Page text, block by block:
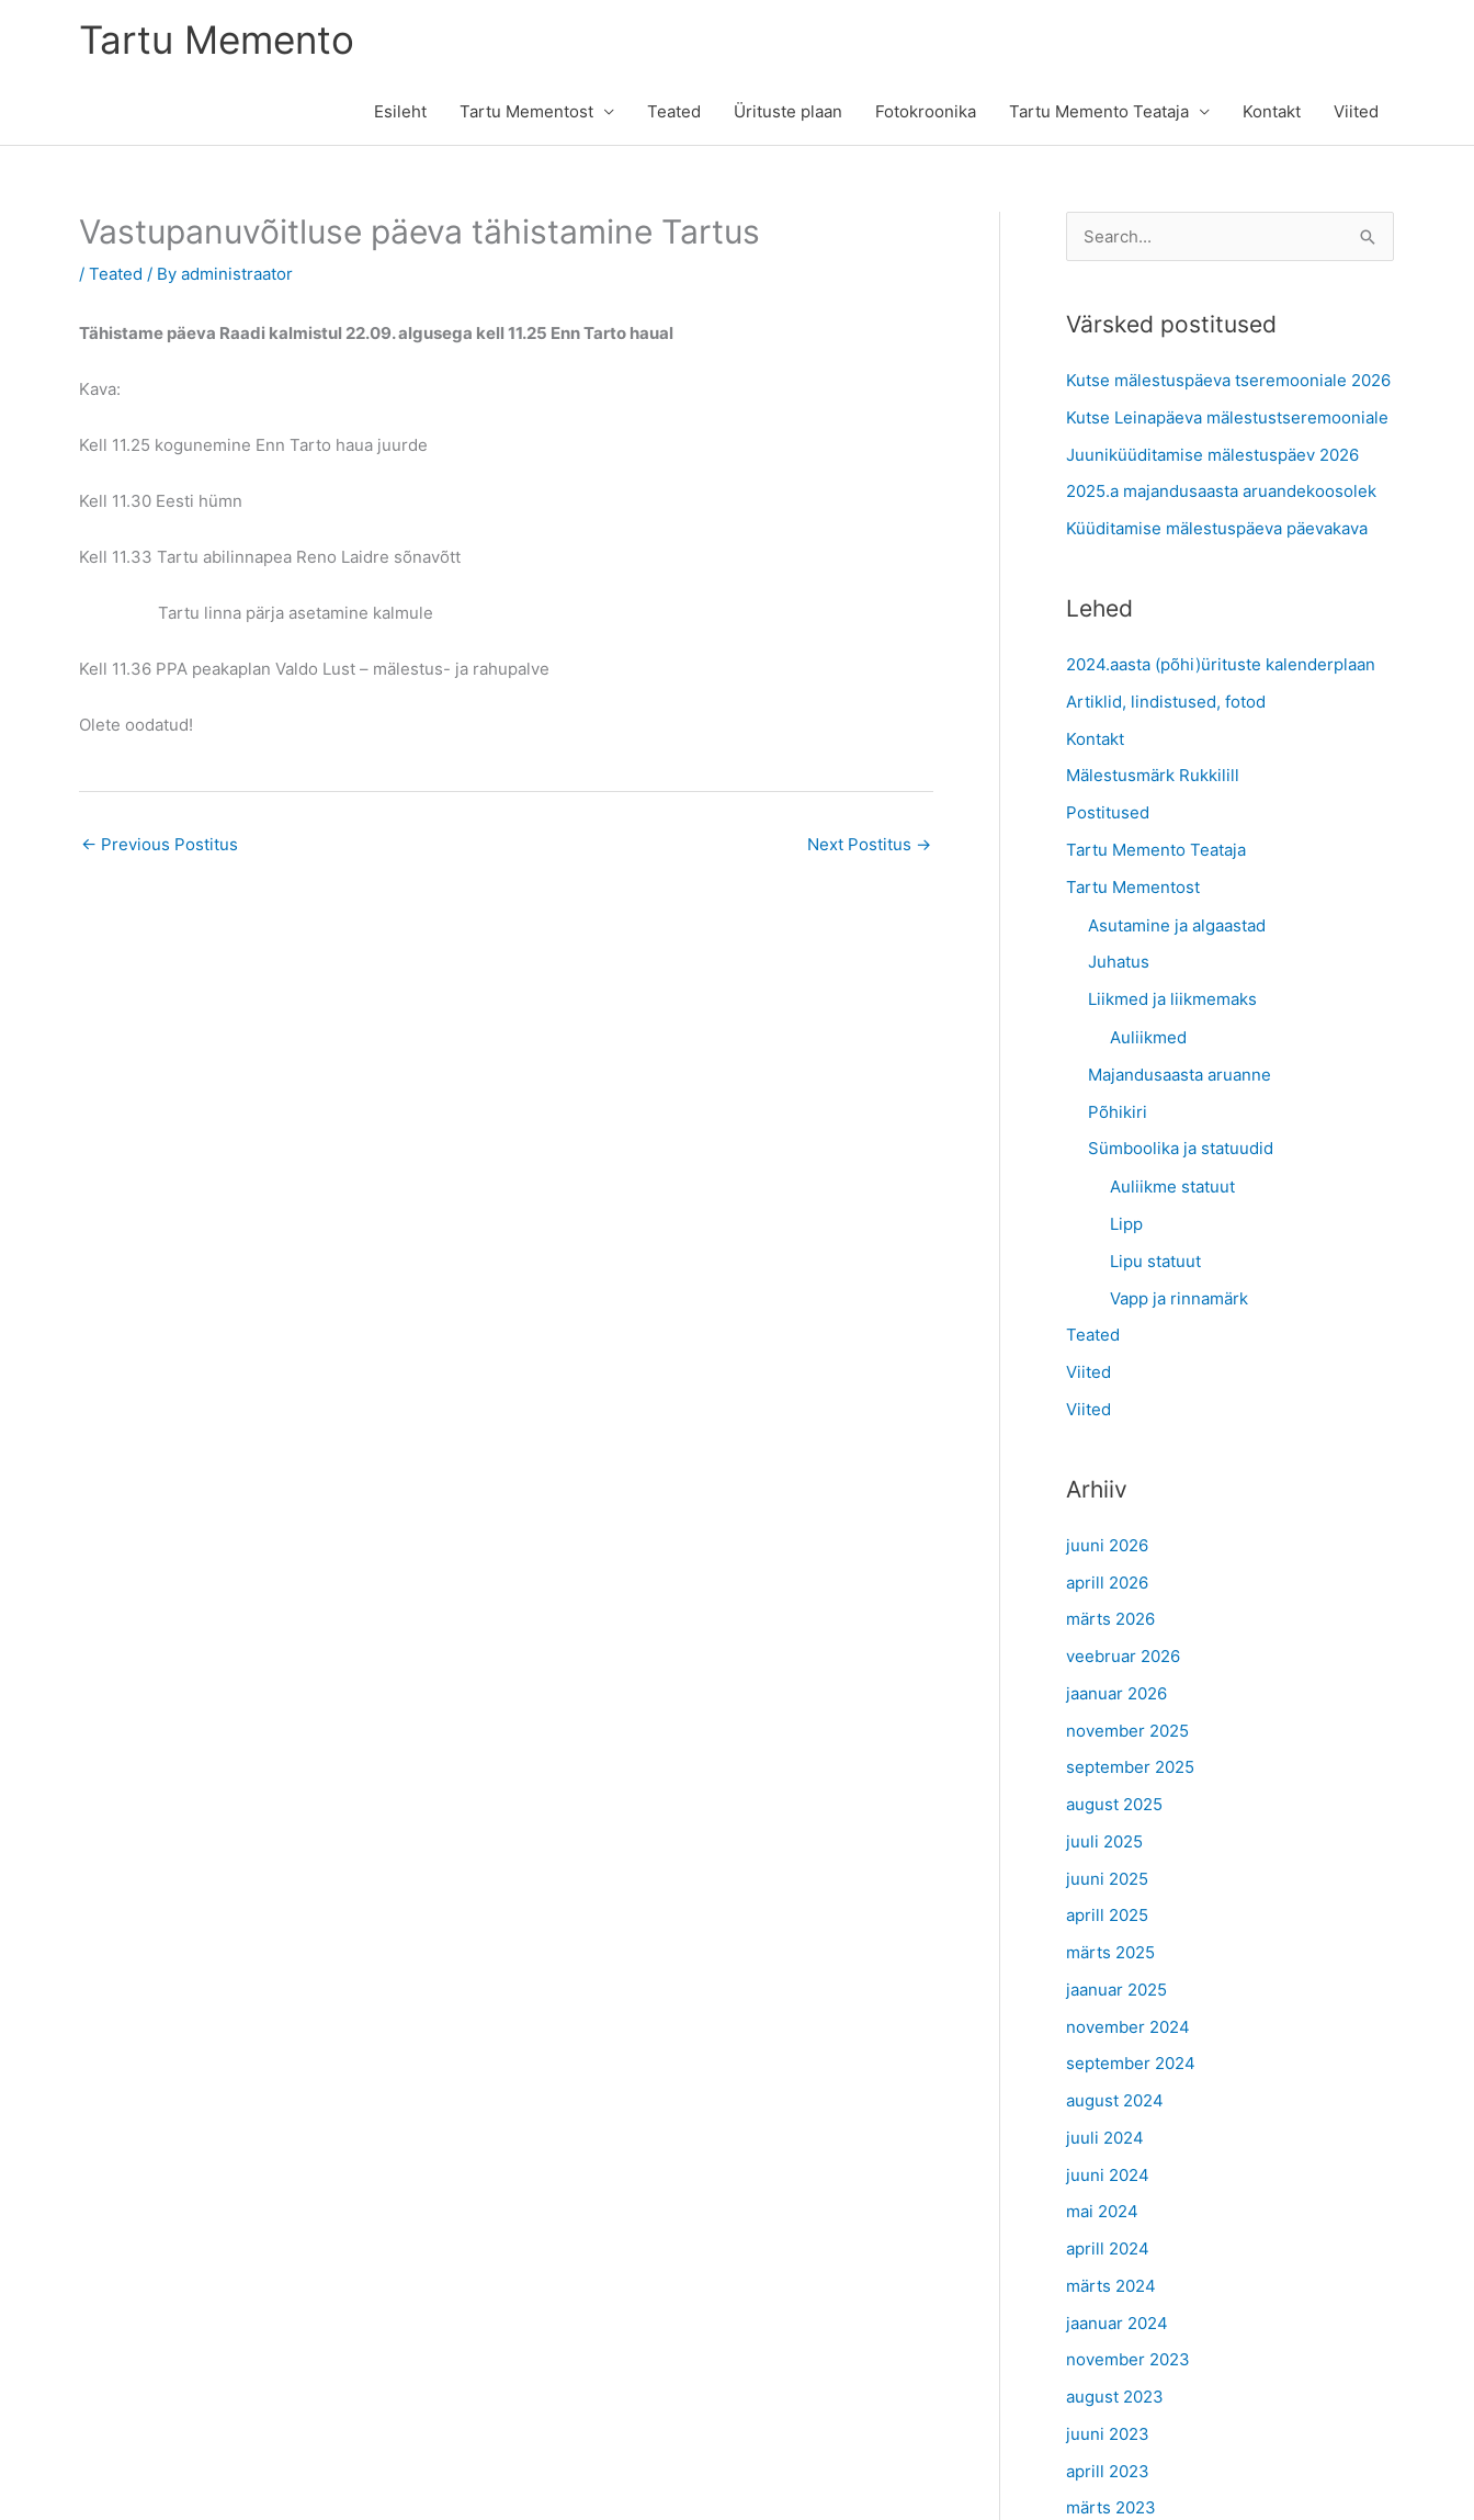
Tartu Memento
Esileht Tartu Mementost Teated Ürituste plaan Fotokroonika Tartu Memento Teataja Kontakt Viited
Vastupanuvõitluse päeva tähistamine Tartus
/ Teated / By administraator
Tähistame päeva Raadi kalmistul 22.09. algusega kell 11.25 Enn Tarto haual
Kava:
Kell 11.25 kogunemine Enn Tarto haua juurde
Kell 11.30 Eesti hümn
Kell 11.33 Tartu abilinnapea Reno Laidre sõnavõtt
Tartu linna pärja asetamine kalmule
Kell 11.36 PPA peakaplan Valdo Lust – mälestus- ja rahupalve
Olete oodatud!
← Previous Postitus Next Postitus →
e
r
h
f
o
r
:
Värsked postitused
Kutse mälestuspäeva tseremooniale 2026
Kutse Leinapäeva mälestustseremooniale
Juuniküüditamise mälestuspäev 2026
2025.a majandusaasta aruandekoosolek
Küüditamise mälestuspäeva päevakava
Lehed
2024.aasta (põhi)ürituste kalenderplaan
Artiklid, lindistused, fotod
Kontakt
Mälestusmärk Rukkilill
Postitused
Tartu Memento Teataja
Tartu Mementost
Asutamine ja algaastad
Juhatus
Liikmed ja liikmemaks
Auliikmed
Majandusaasta aruanne
Põhikiri
Sümboolika ja statuudid
Auliikme statuut
Lipp
Lipu statuut
Vapp ja rinnamärk
Teated
Viited
Viited
Arhiiv
juuni 2026
aprill 2026
märts 2026
veebruar 2026
jaanuar 2026
november 2025
september 2025
august 2025
juuli 2025
juuni 2025
aprill 2025
märts 2025
jaanuar 2025
november 2024
september 2024
august 2024
juuli 2024
juuni 2024
mai 2024
aprill 2024
märts 2024
jaanuar 2024
november 2023
august 2023
juuni 2023
aprill 2023
märts 2023